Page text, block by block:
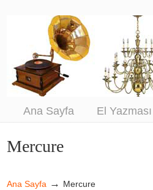
Ana Sayfa El Yazması
Navigation
Mercure
Ana Sayfa → Mercure